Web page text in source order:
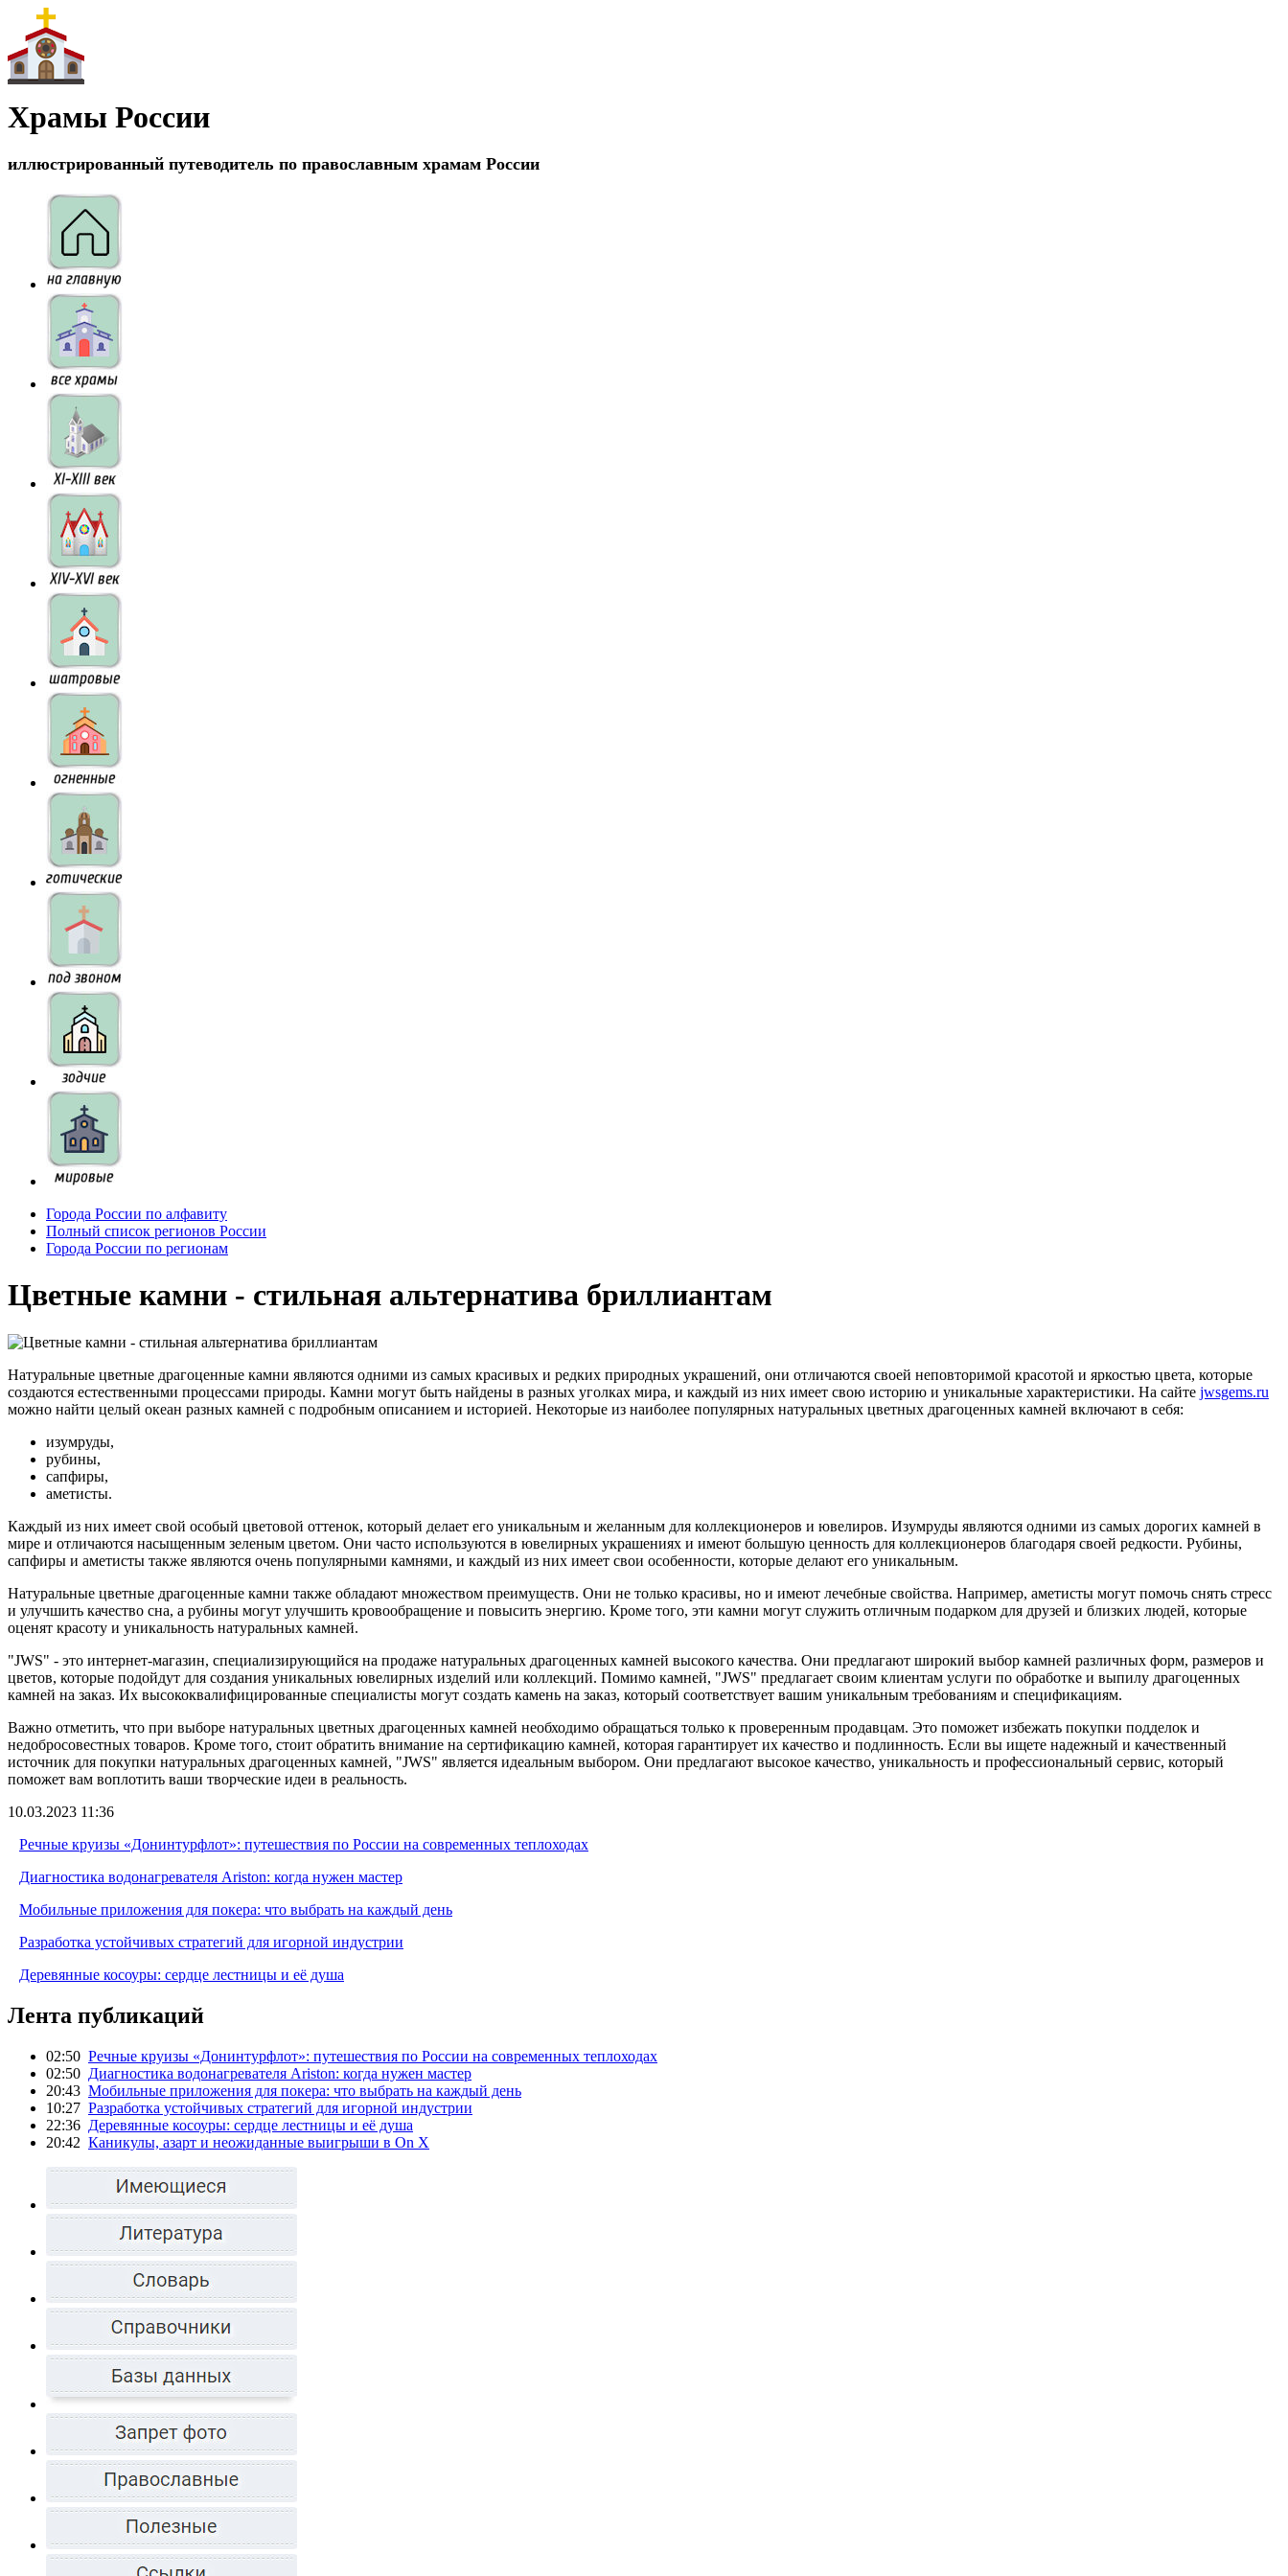
Храмы России
иллюстрированный путеводитель по православным храмам России
Города России по алфавиту
Полный список регионов России
Города России по регионам
Цветные камни - стильная альтернатива бриллиантам
Натуральные цветные драгоценные камни являются одними из самых красивых и редких природных украшений, они отличаются своей неповторимой красотой и яркостью цвета, которые
создаются естественными процессами природы. Камни могут быть найдены в разных уголках мира, и каждый из них имеет свою историю и уникальные характеристики. На сайте jwsgems.ru
можно найти целый океан разных камней с подробным описанием и историей. Некоторые из наиболее популярных натуральных цветных драгоценных камней включают в себя:
изумруды,
рубины,
сапфиры,
аметисты.
Каждый из них имеет свой особый цветовой оттенок, который делает его уникальным и желанным для коллекционеров и ювелиров. Изумруды являются одними из самых дорогих камней в
мире и отличаются насыщенным зеленым цветом. Они часто используются в ювелирных украшениях и имеют большую ценность для коллекционеров благодаря своей редкости. Рубины,
сапфиры и аметисты также являются очень популярными камнями, и каждый из них имеет свои особенности, которые делают его уникальным.
Натуральные цветные драгоценные камни также обладают множеством преимуществ. Они не только красивы, но и имеют лечебные свойства. Например, аметисты могут помочь снять стресс
и улучшить качество сна, а рубины могут улучшить кровообращение и повысить энергию. Кроме того, эти камни могут служить отличным подарком для друзей и близких людей, которые
оценят красоту и уникальность натуральных камней.
"JWS" - это интернет-магазин, специализирующийся на продаже натуральных драгоценных камней высокого качества. Они предлагают широкий выбор камней различных форм, размеров и
цветов, которые подойдут для создания уникальных ювелирных изделий или коллекций. Помимо камней, "JWS" предлагает своим клиентам услуги по обработке и выпилу драгоценных
камней на заказ. Их высококвалифицированные специалисты могут создать камень на заказ, который соответствует вашим уникальным требованиям и спецификациям.
Важно отметить, что при выборе натуральных цветных драгоценных камней необходимо обращаться только к проверенным продавцам. Это поможет избежать покупки подделок и
недобросовестных товаров. Кроме того, стоит обратить внимание на сертификацию камней, которая гарантирует их качество и подлинность. Если вы ищете надежный и качественный
источник для покупки натуральных драгоценных камней, "JWS" является идеальным выбором. Они предлагают высокое качество, уникальность и профессиональный сервис, который
поможет вам воплотить ваши творческие идеи в реальность.
10.03.2023 11:36
Речные круизы «Донинтурфлот»: путешествия по России на современных теплоходах
Диагностика водонагревателя Ariston: когда нужен мастер
Мобильные приложения для покера: что выбрать на каждый день
Разработка устойчивых стратегий для игорной индустрии
Деревянные косоуры: сердце лестницы и её душа
Лента публикаций
02:50 Речные круизы «Донинтурфлот»: путешествия по России на современных теплоходах
02:50 Диагностика водонагревателя Ariston: когда нужен мастер
20:43 Мобильные приложения для покера: что выбрать на каждый день
10:27 Разработка устойчивых стратегий для игорной индустрии
22:36 Деревянные косоуры: сердце лестницы и её душа
20:42 Каникулы, азарт и неожиданные выигрыши в On X